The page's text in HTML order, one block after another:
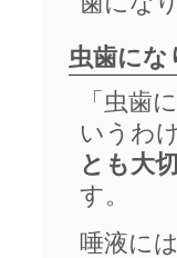
虫歯にな
「虫歯
いうわ
とも大
す。
唾液に